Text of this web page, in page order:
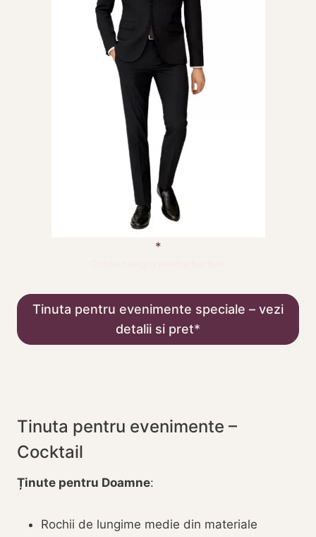
Tinuta pentru evenimente speciale – vezi
detalii si pret
Tinuta pentru evenimente –
Cocktail
Ținute pentru Doamne:
Rochii de lungime medie din materiale